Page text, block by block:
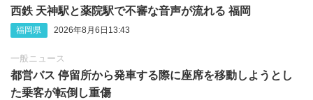
西鉄 天神駅と薬院駅で不審な音声が流れる 福岡
福岡県 2026年8月6日13:43
一般ニュース
都営バス 停留所から発車する際に座席を移動しようとし
た乗客が転倒し重傷